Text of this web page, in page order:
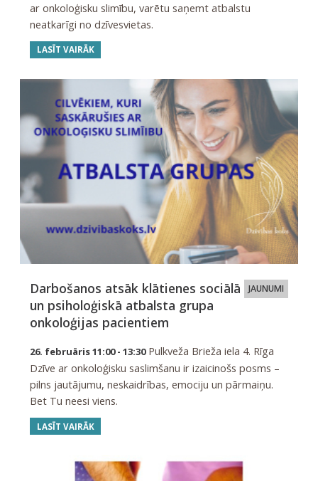
ar onkoloģisku slimību, varētu saņemt atbalstu
neatkarīgi no dzīvesvietas.
LASĪT VAIRĀK
JAUNUMI
Darbošanos atsāk klātienes sociālā
un psiholoģiskā atbalsta grupa
onkoloģijas pacientiem
26. februāris 11:00 - 13:30Pulkveža Brieža iela 4. Rīga
Dzīve ar onkoloģisku saslimšanu ir izaicinošs posms –
pilns jautājumu, neskaidrības, emociju un pārmaiņu.
Bet Tu neesi viens.
LASĪT VAIRĀK